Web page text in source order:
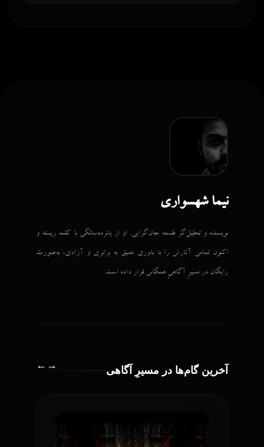
نیما شهسواری
نویسنده و تحلیل‌گر فلسفه جان‌گرایی. او از پانزده‌سالگی با کلمه زیسته و
اکنون تمامی آثارش را با باوری عمیق به برابری و آزادی، به‌صورت
رایگان در مسیرِ آگاهیِ همگانی قرار داده است.
آخرین گام‌ها در مسیرِ آگاهی →
←